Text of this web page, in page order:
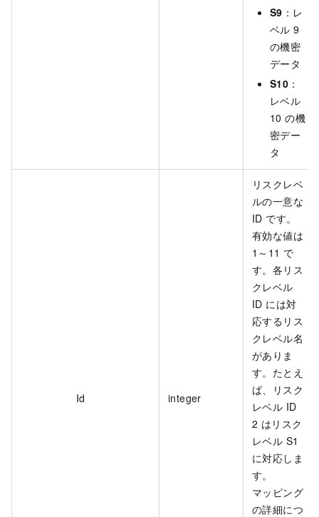
S9 ：レ
ベル 9
の機密
データ
S10 ：
レベル
10 の機
密デー
タ
Id integer
リスクレベ
ルの一意な
ID です。
有効な値は
1～11 で
す。各リス
クレベル
ID には対
応するリス
クレベル名
がありま
す。たとえ
ば、リスク
レベル ID
2 はリスク
レベル S1
に対応しま
す。
マッピング
の詳細につ